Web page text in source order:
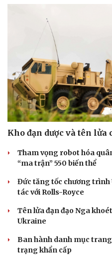
Doanh nghiệp
Thông tin doanh nghiệp
Doanh nghiệp 24h
Doanh nhân
Vì cộng đồng
Kho đạn dược và tên lửa
Tham vọng robot hóa
“ma trận” 550 biến thể
Đức tăng tốc chương trình
tác với Rolls-Royce
Tên lửa đạn đạo Nga
Ukraine
Ban hành danh mục
trạng khẩn cấp